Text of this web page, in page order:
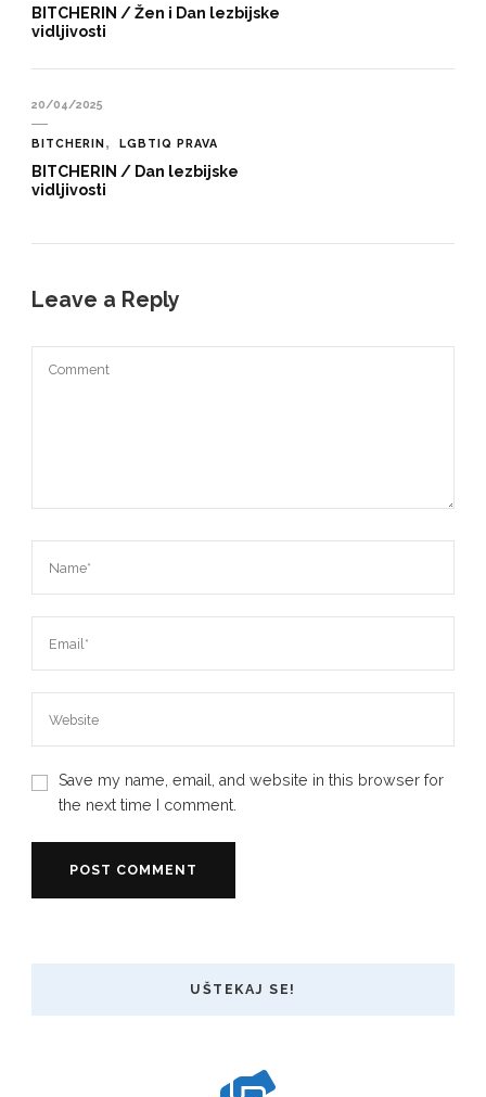
BITCHERIN / Žen i Dan lezbijske
vidljivosti
20/04/2025
BITCHERIN LGBTIQ PRAVA
BITCHERIN / Dan lezbijske
vidljivosti
Leave a Reply
Save my name, email, and website in this browser for
the next time I comment.
UŠTEKAJ SE!